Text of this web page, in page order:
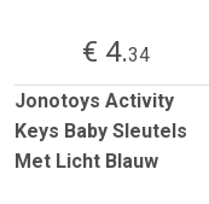
€ 4.34
Jonotoys Activity
Keys Baby Sleutels
Met Licht Blauw